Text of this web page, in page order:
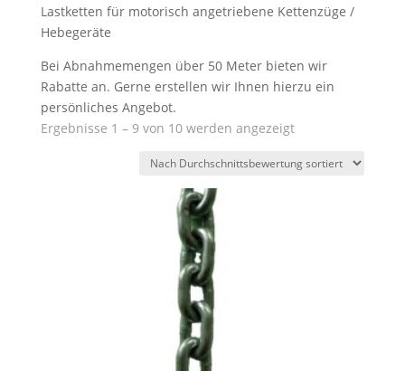
Lastketten für motorisch angetriebene Kettenzüge /
Hebegeräte
Bei Abnahmemengen über 50 Meter bieten wir
Rabatte an. Gerne erstellen wir Ihnen hierzu ein
persönliches Angebot.
Ergebnisse 1 – 9 von 10 werden angezeigtNach
sortiert